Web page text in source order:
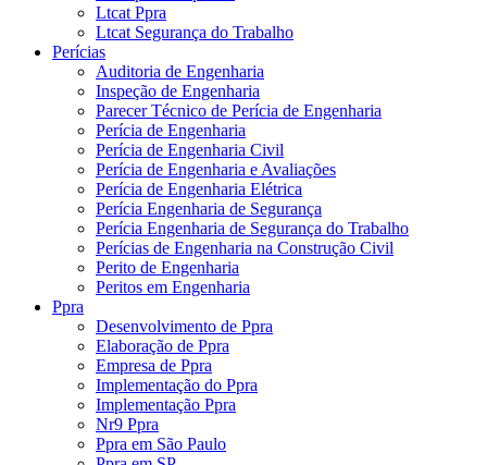
Ltcat Ppra
Ltcat Segurança do Trabalho
Perícias
Auditoria de Engenharia
Inspeção de Engenharia
Parecer Técnico de Perícia de Engenharia
Perícia de Engenharia
Perícia de Engenharia Civil
Perícia de Engenharia e Avaliações
Perícia de Engenharia Elétrica
Perícia Engenharia de Segurança
Perícia Engenharia de Segurança do Trabalho
Perícias de Engenharia na Construção Civil
Perito de Engenharia
Peritos em Engenharia
Ppra
Desenvolvimento de Ppra
Elaboração de Ppra
Empresa de Ppra
Implementação do Ppra
Implementação Ppra
Nr9 Ppra
Ppra em São Paulo